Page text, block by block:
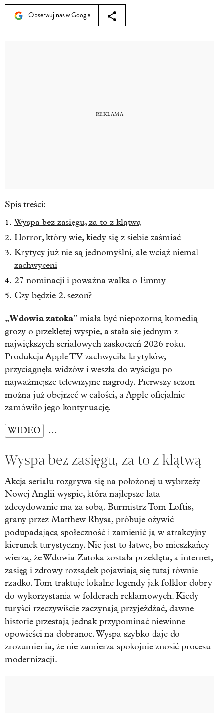
Obserwuj nas w Google
Spis treści:
Wyspa bez zasięgu, za to z klątwą
Horror, który wie, kiedy się z siebie zaśmiać
Krytycy już nie są jednomyślni, ale wciąż niemal
zachwyceni
27 nominacji i poważna walka o Emmy
Czy będzie 2. sezon?
„Wdowia zatoka” miała być niepozorną komedią
grozy o przeklętej wyspie, a stała się jednym z
największych serialowych zaskoczeń 2026 roku.
Produkcja Apple TV zachwyciła krytyków,
przyciągnęła widzów i weszła do wyścigu po
najważniejsze telewizyjne nagrody. Pierwszy sezon
można już obejrzeć w całości, a Apple oficjalnie
zamówiło jego kontynuację.
WIDEO …
Wyspa bez zasięgu, za to z klątwą
Akcja serialu rozgrywa się na położonej u wybrzeży
Nowej Anglii wyspie, która najlepsze lata
zdecydowanie ma za sobą. Burmistrz Tom Loftis,
grany przez Matthew Rhysa, próbuje ożywić
podupadającą społeczność i zamienić ją w atrakcyjny
kierunek turystyczny. Nie jest to łatwe, bo mieszkańcy
wierzą, że Wdowia Zatoka została przeklęta, a internet,
zasięg i zdrowy rozsądek pojawiają się tutaj równie
rzadko. Tom traktuje lokalne legendy jak folklor dobry
do wykorzystania w folderach reklamowych. Kiedy
turyści rzeczywiście zaczynają przyjeżdżać, dawne
historie przestają jednak przypominać niewinne
opowieści na dobranoc. Wyspa szybko daje do
zrozumienia, że nie zamierza spokojnie znosić procesu
modernizacji.